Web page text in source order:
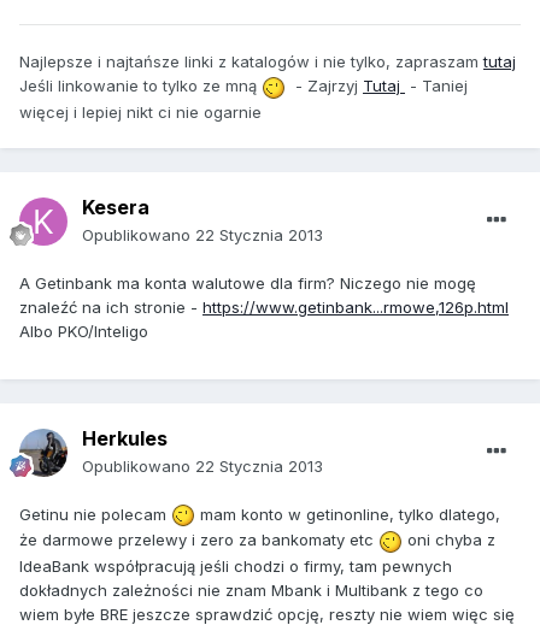
Najlepsze i najtańsze linki z katalogów i nie tylko, zapraszamtutaj
Jeśli linkowanie to tylko ze mną
- Zajrzyj Tutaj
- Taniej
więcej i lepiej nikt ci nie ogarnie
Kesera
Opublikowano 22 Stycznia 2013
A Getinbank ma konta walutowe dla firm? Niczego nie mogę
znaleźć na ich stronie - https://www.getinbank...rmowe,126p.html
Albo PKO/Inteligo
Herkules
Opublikowano 22 Stycznia 2013
Getinu nie polecam
mam konto w getinonline, tylko dlatego,
że darmowe przelewy i zero za bankomaty etc
oni chyba z
IdeaBank współpracują jeśli chodzi o firmy, tam pewnych
dokładnych zależności nie znam Mbank i Multibank z tego co
wiem byłe BRE jeszcze sprawdzić opcję, reszty nie wiem więc się